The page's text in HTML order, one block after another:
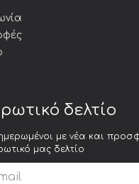
δελτίο
με νέα και
μας δελτίο